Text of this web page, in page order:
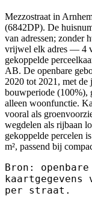
Mezzostraat in
(6842DP). De
van adressen; zonder
vrijwel elk adres — 4
gekoppelde
AB. De openbare
2020 tot 2021, met de
bouwperiode (100%),
alleen woonfunctie.
vooral als
wegdelen als rijbaan
gekoppelde percelen
m², passend bij
Bron:
kaartgegevens
per straat.